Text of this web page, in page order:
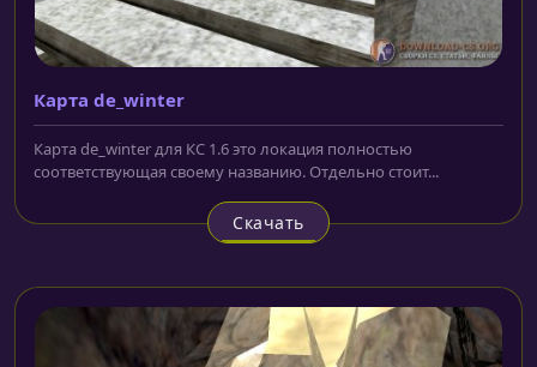
Карта de_winter
Карта de_winter для КС 1.6 это локация полностью
соответствующая своему названию. Отдельно стоит...
Скачать